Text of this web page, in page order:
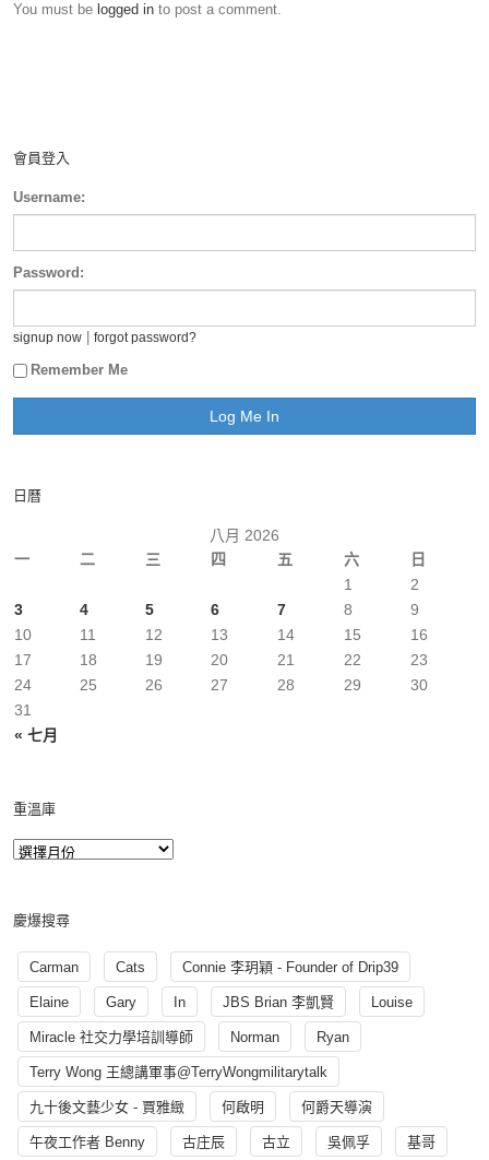
You must be logged in to post a comment.
會員登入
Username:
Password:
signup now forgot password?
Remember Me
日曆
八月 2026
一
二 三 四 五 六 日
« 七月
1
2
3
4 5 6 7 8
9
10
11 12 13 14 15
16
17
18 19 20 21 22
23
24
25 26 27 28 29
30
31
重溫庫
慶爆搜尋
Carman Cats Connie 李玥穎 - Founder of Drip39
Elaine Gary In JBS Brian 李凱賢 Louise
Miracle 社交力學培訓導師 Norman Ryan
Terry Wong 王總講軍事@TerryWongmilitarytalk
九十後文藝少女 - 賈雅緻 何啟明 何爵天導演
午夜工作者 Benny 古庄辰 古立 吳佩孚 基哥